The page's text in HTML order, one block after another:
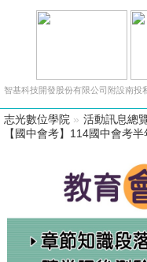
智基科技開發股份有限公司附設南
志光數位學院 » 活動訊息總
【國中會考】114國中會考